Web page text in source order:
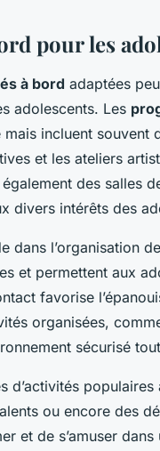
pour les
à bord adaptées
adolescents. Les
incluent souvent
et les ateliers
des salles
divers intérêts des
dans l’organisation de
et permettent aux
favorise
organisées,
sécurisé
d’activités
ou encore des
et de s’amuser